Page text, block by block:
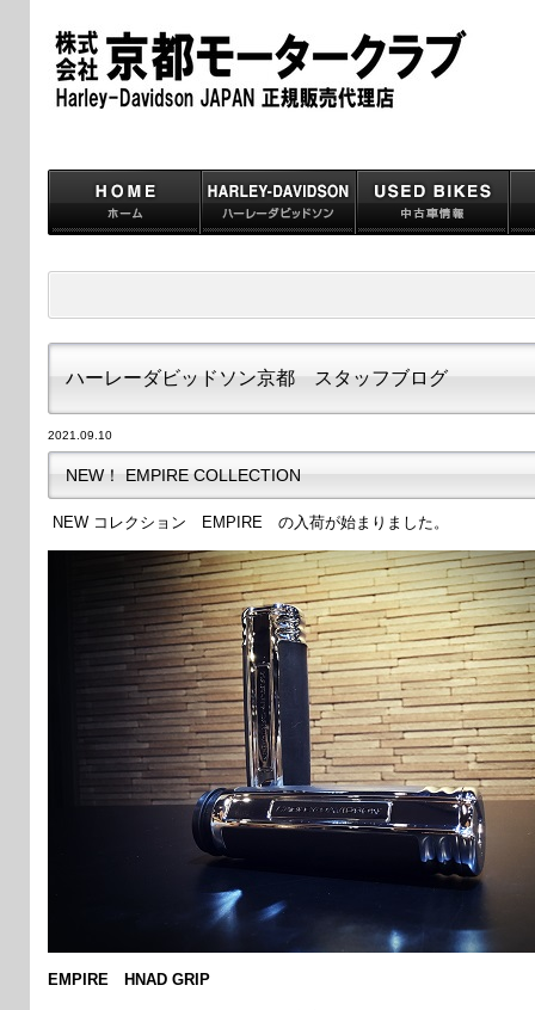
ハーレーダビッドソン京都 スタッフブログ
2021.09.10
NEW！ EMPIRE COLLECTION
NEW コレクション EMPIRE の入荷が始まりました。
EMPIRE HNAD GRIP